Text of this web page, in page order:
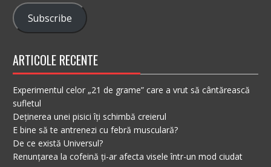
Subscribe
ARTICOLE RECENTE
Experimentul celor „21 de grame” care a vrut să cântărească
sufletul
Deținerea unei pisici îți schimbă creierul
E bine să te antrenezi cu febră musculară?
De ce există Universul?
Renunțarea la cofeină ți-ar afecta visele într-un mod ciudat